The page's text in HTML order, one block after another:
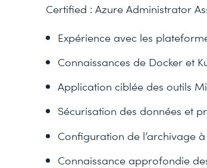
Certified : Azure Administrator
Expérience avec les
Connaissances de Docker et
Application ciblée des outils
Sécurisation des données et
Configuration de l’archivage
Connaissance approfondie